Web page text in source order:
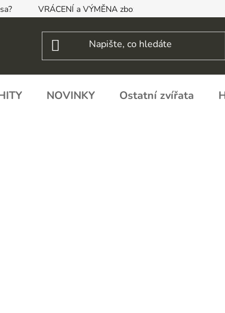
VRÁCENÍ a VÝMĚNA zboží, ODSTOUPENÍ OD
NOVINKY Ostatní zvířata